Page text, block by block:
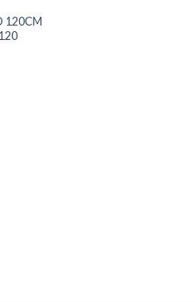
Adicionar
aos meus
120CM